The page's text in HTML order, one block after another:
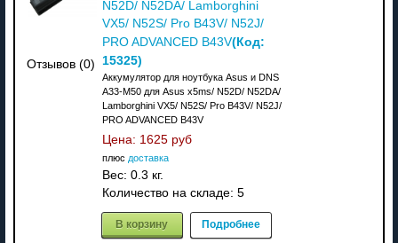
Отзывов (0)
N52D/ N52DA/ Lamborghini
VX5/ N52S/ Pro B43V/ N52J/
PRO ADVANCED B43V(Код:
15325)
Аккумулятор для ноутбука Asus и DNS
A33-M50 для Asus x5ms/ N52D/ N52DA/
Lamborghini VX5/ N52S/ Pro B43V/ N52J/
PRO ADVANCED B43V
Цена: 1625 руб
плюс доставка
Вес: 0.3 кг.
Количество на складе: 5
В корзину Подробнее